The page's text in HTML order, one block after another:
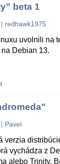
beta 1
| redhawk1975
uvolnili na
Debian 13.
| Pavel
verzia
vychádza z
alebo Trinity.